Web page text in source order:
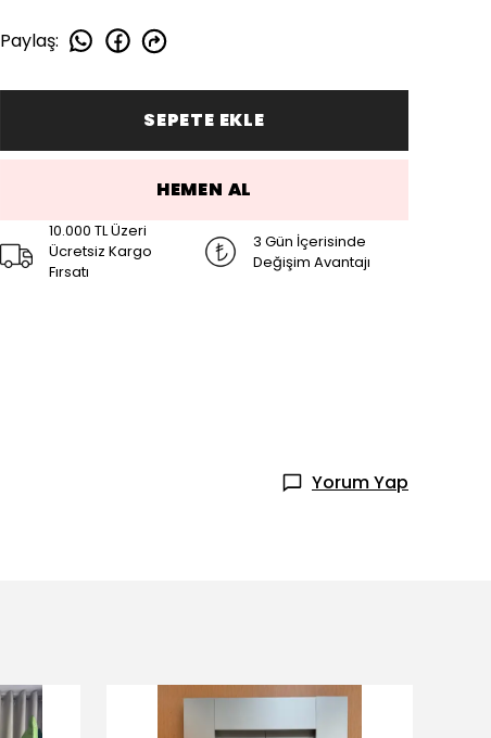
Paylaş:
SEPETE EKLE
HEMEN AL
10.000 TL Üzeri
Ücretsiz Kargo
Fırsatı
3 Gün İçerisinde
Değişim Avantajı
Yorum Yap